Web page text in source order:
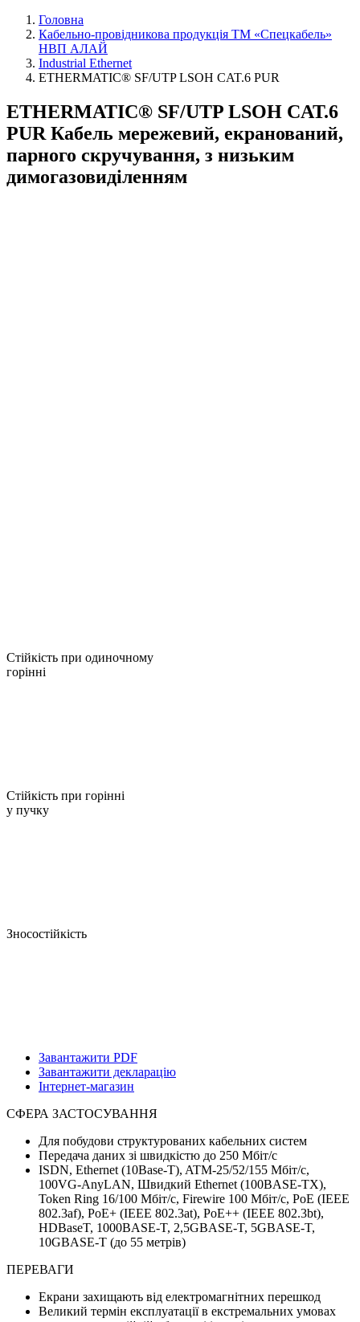
Головна
Кабельно-провідникова продукція ТМ «Спецкабель»
НВП АЛАЙ
Industrial Ethernet
ETHERMATIC® SF/UTP LSOH CAT.6 PUR
ETHERMATIC® SF/UTP LSOH CAT.6
PUR Кабель мережевий, екранований,
парного скручування, з низьким
димогазовиділенням
Стійкість при одиночному
горінні
Стійкість при горінні
у пучку
Зносостійкість
Завантажити PDF
Завантажити декларацію
Інтернет-магазин
СФЕРА ЗАСТОСУВАННЯ
Для побудови структурованих кабельних систем
Передача даних зі швидкістю до 250 Мбіт/с
ISDN, Ethernet (10Base-T), ATM-25/52/155 Мбіт/с,
100VG-AnyLAN, Швидкий Ethernet (100BASE-TX),
Token Ring 16/100 Мбіт/с, Firewire 100 Мбіт/с, PoE (IEEE
802.3af), PoE+ (IEEE 802.3at), PoE++ (IEEE 802.3bt),
HDBaseT, 1000BASE-T, 2,5GBASE-T, 5GBASE-T,
10GBASE-T (до 55 метрів)
ПЕРЕВАГИ
Екрани захищають від електромагнітних перешкод
Великий термін експлуатації в екстремальних умовах